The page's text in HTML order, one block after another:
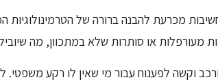
חשיבות מכרעת להבנה ברורה של
מעורפלות או סותרות שלא במתכוון, מה
וקשה לפענוח עבור מי שאין לו רקע משפטי.